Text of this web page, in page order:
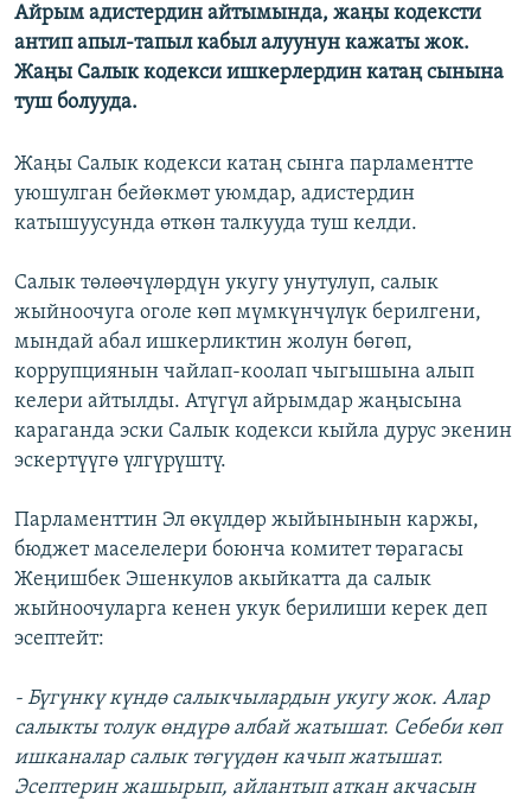
АЗАТТЫК+
ЫҢГАЙСЫЗ СУРООЛОР
Айрым адистердин айтымында, жаңы кодексти
антип апыл-тапыл кабыл алуунун кажаты жок.
Жаңы Салык кодекси ишкерлердин катаң сынына
туш болууда.
Жаңы Салык кодекси катаң сынга парламентте
уюшулган бейөкмөт уюмдар, адистердин
катышуусунда өткөн талкууда туш келди.
Салык төлөөчүлөрдүн укугу унутулуп, салык
жыйноочуга оголе көп мүмкүнчүлүк берилгени,
мындай абал ишкерликтин жолун бөгөп,
коррупциянын чайлап-коолап чыгышына алып
келери айтылды. Атүгүл айрымдар жаңысына
караганда эски Салык кодекси кыйла дурус экенин
эскертүүгө үлгүрүштү.
Парламенттин Эл өкүлдөр жыйынынын каржы,
бюджет маселелери боюнча комитет төрагасы
Жеңишбек Эшенкулов акыйкатта да салык
жыйноочуларга кенен укук берилиши керек деп
эсептейт:
- Бүгүнкү күндө салыкчылардын укугу жок. Алар
салыкты толук өндүрө албай жатышат. Себеби көп
ишканалар салык төгүүдөн качып жатышат.
Эсептерин жашырып, айлантып аткан акчасын